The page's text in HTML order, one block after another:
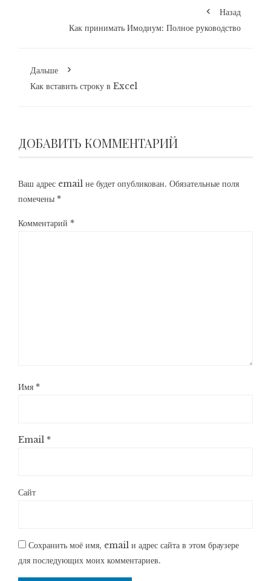
Назад
Как принимать Имодиум: Полное руководство
Дальше
Как вставить строку в Excel
ДОБАВИТЬ КОММЕНТАРИЙ
Ваш адрес email не будет опубликован. Обязательные поля
помечены *
Комментарий *
Имя *
Email *
Сайт
Сохранить моё имя, email и адрес сайта в этом браузере
для последующих моих комментариев.